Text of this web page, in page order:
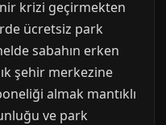
krizi geçirmekten
ücretsiz park
sabahın erken
şehir merkezine
almak mantıklı
ve park